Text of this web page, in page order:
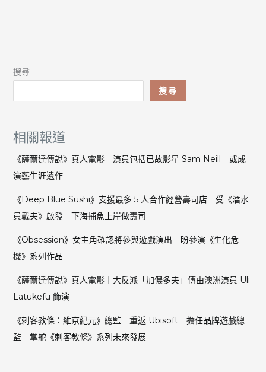
搜尋
搜尋
相關報道
《薩爾達傳說》真人電影 演員包括已故影星 Sam Neill 或成
演藝生涯遺作
《Deep Blue Sushi》支援最多 5 人合作經營壽司店 受《潛水
員戴夫》啟發 下海捕魚上岸做壽司
《Obsession》女主角確認將參與遊戲演出 盼參演《生化危
機》系列作品
《薩爾達傳說》真人電影︱大反派「加儂多夫」傳由澳洲演員 Uli
Latukefu 飾演
《刺客教條：維京紀元》總監 重返 Ubisoft 擔任品牌遊戲總
監 掌舵《刺客教條》系列未來發展